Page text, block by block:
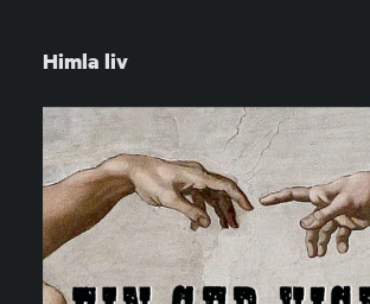
Himla liv